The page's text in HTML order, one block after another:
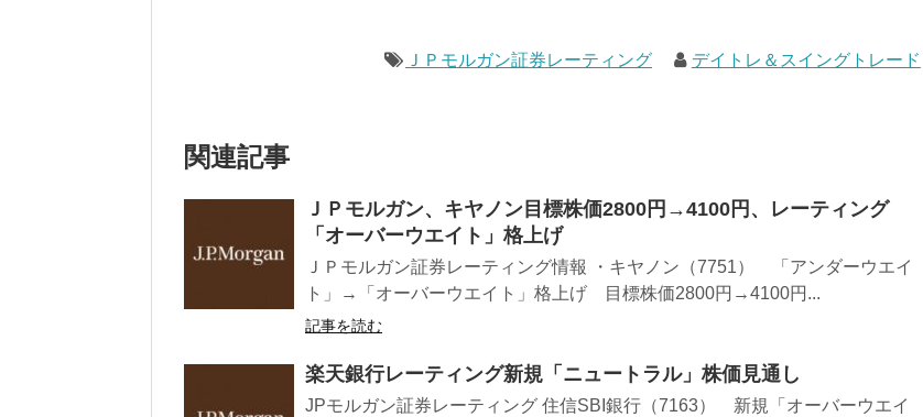
ＪＰモルガン証券レーティング デイトレ＆スイングトレード
関連記事
ＪＰモルガン、キヤノン目標株価2800円→4100円、レーティング
「オーバーウエイト」格上げ
ＪＰモルガン証券レーティング情報 ・キヤノン（7751） 「アンダーウエイ
ト」→「オーバーウエイト」格上げ 目標株価2800円→4100円...
記事を読む
楽天銀行レーティング新規「ニュートラル」株価見通し
JPモルガン証券レーティング 住信SBI銀行（7163） 新規「オーバーウエイ